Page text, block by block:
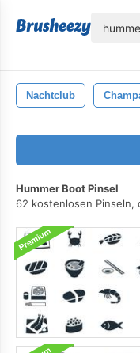
Nachtclub
Hummer Boot Pinsel
62 kostenlosen Pinseln,